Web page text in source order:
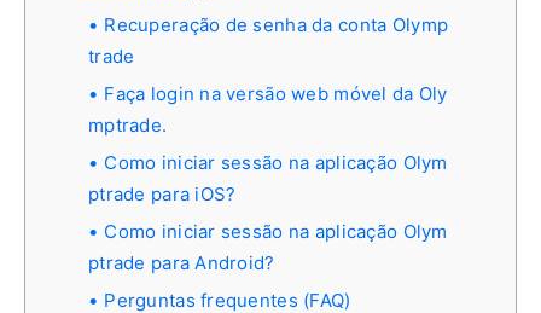
Recuperação de senha da conta Olymp
trade
Faça login na versão web móvel da Oly
mptrade.
Como iniciar sessão na aplicação Olym
ptrade para iOS?
Como iniciar sessão na aplicação Olym
ptrade para Android?
Perguntas frequentes (FAQ)